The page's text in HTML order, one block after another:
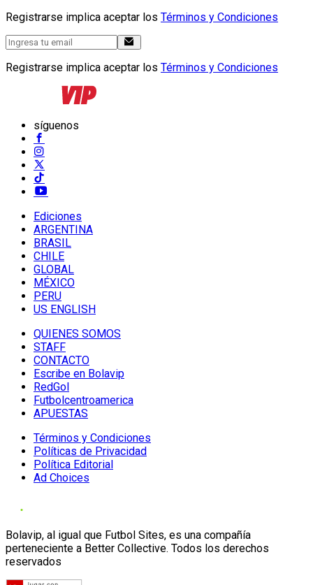
Registrarse implica aceptar los Términos y Condiciones
Registrarse implica aceptar los Términos y Condiciones
síguenos
Ediciones
ARGENTINA
BRASIL
CHILE
GLOBAL
MÉXICO
PERU
US ENGLISH
QUIENES SOMOS
STAFF
CONTACTO
Escribe en Bolavip
RedGol
Futbolcentroamerica
APUESTAS
Términos y Condiciones
Políticas de Privacidad
Política Editorial
Ad Choices
Bolavip, al igual que Futbol Sites, es una compañía
perteneciente a Better Collective. Todos los derechos
reservados